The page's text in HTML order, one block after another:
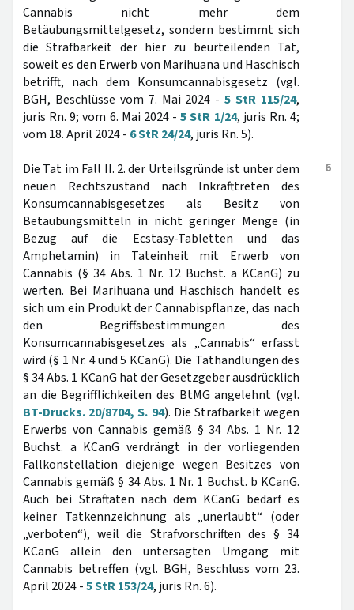
Cannabis nicht mehr dem
Betäubungsmittelgesetz, sondern bestimmt sich
die Strafbarkeit der hier zu beurteilenden Tat,
soweit es den Erwerb von Marihuana und Haschisch
betrifft, nach dem Konsumcannabisgesetz (vgl.
BGH, Beschlüsse vom 7. Mai 2024 -5 StR 115/24,
juris Rn. 9; vom 6. Mai 2024 -5 StR 1/24, juris Rn. 4;
vom 18. April 2024 - 6 StR 24/24, juris Rn. 5).
6
Die Tat im Fall II. 2. der Urteilsgründe ist unter dem
neuen Rechtszustand nach Inkrafttreten des
Konsumcannabisgesetzes als Besitz von
Betäubungsmitteln in nicht geringer Menge (in
Bezug auf die Ecstasy-Tabletten und das
Amphetamin) in Tateinheit mit Erwerb von
Cannabis (§ 34 Abs. 1 Nr. 12 Buchst. a KCanG) zu
werten. Bei Marihuana und Haschisch handelt es
sich um ein Produkt der Cannabispflanze, das nach
den Begriffsbestimmungen des
Konsumcannabisgesetzes als „Cannabis“ erfasst
wird (§ 1 Nr. 4 und 5 KCanG). Die Tathandlungen des
§ 34 Abs. 1 KCanG hat der Gesetzgeber ausdrücklich
an die Begrifflichkeiten des BtMG angelehnt (vgl.
BT-Drucks. 20/8704, S. 94). Die Strafbarkeit wegen
Erwerbs von Cannabis gemäß § 34 Abs. 1 Nr. 12
Buchst. a KCanG verdrängt in der vorliegenden
Fallkonstellation diejenige wegen Besitzes von
Cannabis gemäß § 34 Abs. 1 Nr. 1 Buchst. b KCanG.
Auch bei Straftaten nach dem KCanG bedarf es
keiner Tatkennzeichnung als „unerlaubt“ (oder
„verboten“), weil die Strafvorschriften des § 34
KCanG allein den untersagten Umgang mit
Cannabis betreffen (vgl. BGH, Beschluss vom 23.
April 2024 -5 StR 153/24, juris Rn. 6).